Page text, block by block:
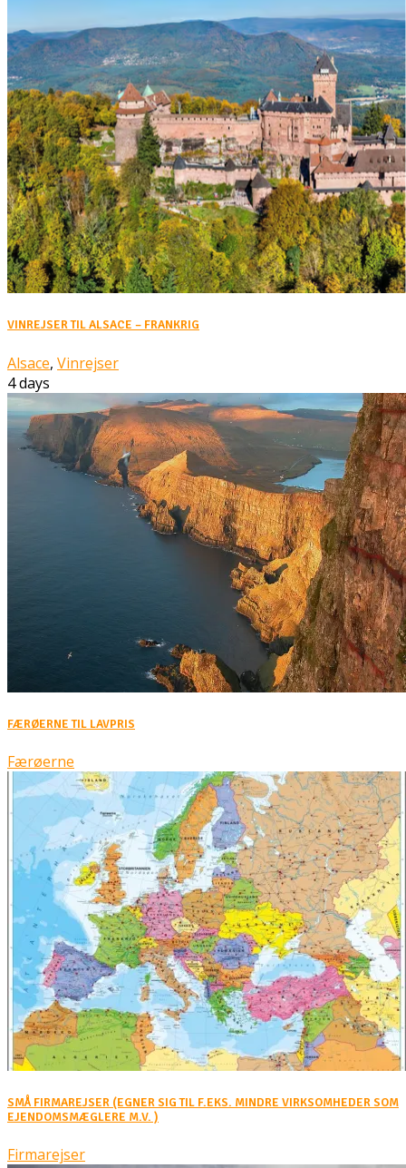
VINREJSER TIL ALSACE – FRANKRIG
Alsace, Vinrejser
4 days
FÆRØERNE TIL LAVPRIS
Færøerne
SMÅ FIRMAREJSER (EGNER SIG TIL F.EKS. MINDRE VIRKSOMHEDER SOM
EJENDOMSMÆGLERE M.V. )
Firmarejser